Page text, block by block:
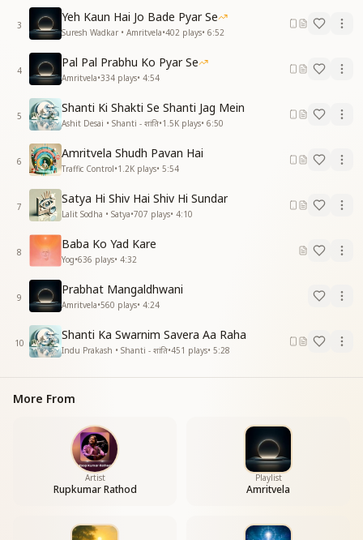
जी करता है उड़कर आये
और यही रह जाए
और यही रह जाए
यादों में ऐसे खो जाए
खुद को भी न पाए
खुद को भी न पाए
संगमयुग में संग आपके लगे मिलन के मेले
बाबा अमृतवेले
रोज सवेरे हमको मिलते बाबा अमृतवेले
बाबा अमृतवेले
ऐसा लगता इंतजार में
ऐसा लगता इंतजार में
बैठे आप अकेले
बाबा अमृतवेले
रोज सवेरे हमको मिलते बाबा अमृतवेले
बाबा अमृतवेले
________ _
3
Yeh Kaun Hai Jo Bade Pyar Se
Suresh Wadkar • Amritvela•402 plays• 6:52
4
Pal Pal Prabhu Ko Pyar Se
Amritvela•334 plays• 4:54
5
Shanti Ki Shakti Se Shanti Jag Mein
Ashit Desai • Shanti - शांति•1.5K plays• 6:50
6
Amritvela Shudh Pavan Hai
Traffic Control•1.2K plays• 5:54
7
Satya Hi Shiv Hai Shiv Hi Sundar
Lalit Sodha • Satya•707 plays• 4:10
8
Baba Ko Yad Kare
Yog•636 plays• 4:32
9
Prabhat Mangaldhwani
Amritvela•560 plays• 4:24
10
Shanti Ka Swarnim Savera Aa Raha
Indu Prakash • Shanti - शांति•451 plays• 5:28
More From
Artist
Rupkumar Rathod
Playlist
Amritvela